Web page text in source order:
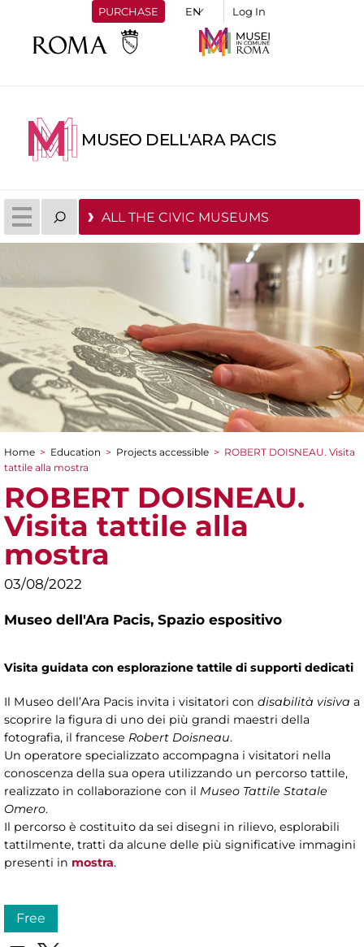
PURCHASE Log In
MUSEO DELL'ARA PACIS
ALL THE CIVIC MUSEUMS
You are here
Home > Education > Projects accessible > ROBERT DOISNEAU. Visita
tattile alla mostra
ROBERT DOISNEAU.
Visita tattile alla
mostra
03/08/2022
Museo dell'Ara Pacis, Spazio espositivo
Visita guidata con esplorazione tattile di supporti dedicati
Il Museo dell’Ara Pacis invita i visitatori con disabilità visiva a
scoprire la figura di uno dei più grandi maestri della
fotografia, il francese Robert Doisneau.
Un operatore specializzato accompagna i visitatori nella
conoscenza della sua opera utilizzando un percorso tattile,
realizzato in collaborazione con il Museo Tattile Statale
Omero.
Il percorso è costituito da sei disegni in rilievo, esplorabili
tattilmente, tratti da alcune delle più significative immagini
presenti in mostra.
Free